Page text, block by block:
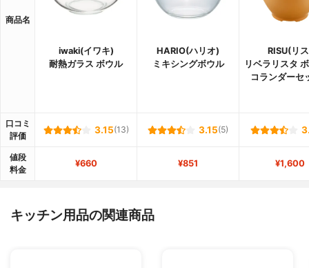
商品名
iwaki(イワキ)
耐熱ガラス ボウル
HARIO(ハリオ)
ミキシングボウル
RISU(リ
リベラリスタ
コランダーセ
口コミ
評価
3.15(13) 3.15(5)
値段
料金
¥660 ¥851 ¥1,600
キッチン用品の関連商品